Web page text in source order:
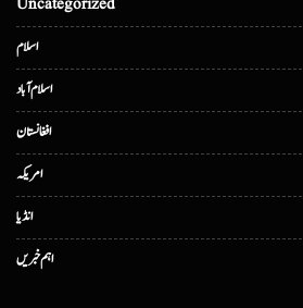
Uncategorized
اسلام
اسلام آباد
افغانستان
امریکہ
انڈیا
اہم خبریں